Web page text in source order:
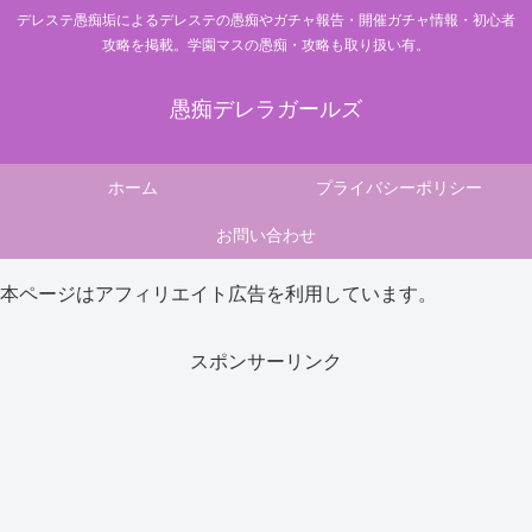
デレステ愚痴垢によるデレステの愚痴やガチャ報告・開催ガチャ情報・初心者
攻略を掲載。学園マスの愚痴・攻略も取り扱い有。
愚痴デレラガールズ
ホーム プライバシーポリシー
お問い合わせ
本ページはアフィリエイト広告を利用しています。
スポンサーリンク